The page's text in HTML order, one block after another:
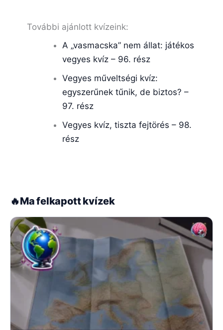
További ajánlott kvízeink:
A „vasmacska” nem állat: játékos
vegyes kvíz – 96. rész
Vegyes műveltségi kvíz:
egyszerűnek tűnik, de biztos? –
97. rész
Vegyes kvíz, tiszta fejtörés – 98.
rész
🔥Ma felkapott kvízek